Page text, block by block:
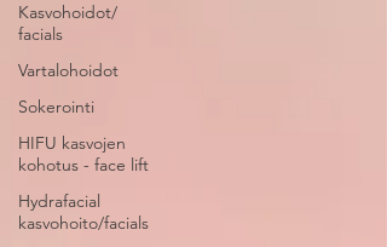
Kasvohoidot/
facials
Vartalohoidot
Sokerointi
HIFU kasvojen
kohotus - face lift
Hydrafacial
kasvohoito/facials